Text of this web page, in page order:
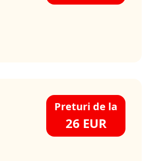
Preturi de la
26 EUR